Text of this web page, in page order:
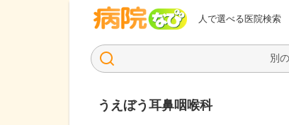
人で選べる医院検索
病院なび
うえぼう耳鼻咽喉科